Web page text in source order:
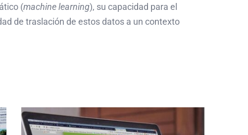
(machine learning), su capacidad para el
de traslación de estos datos a un contexto